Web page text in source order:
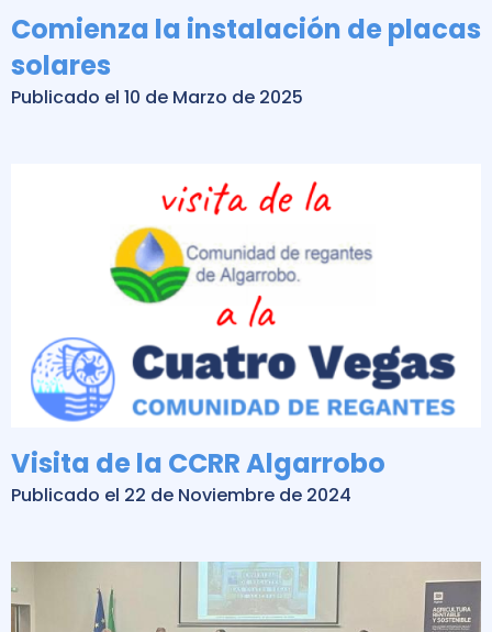
Comienza la instalación de placas
solares
Publicado el 10 de Marzo de 2025
Visita de la CCRR Algarrobo
Publicado el 22 de Noviembre de 2024